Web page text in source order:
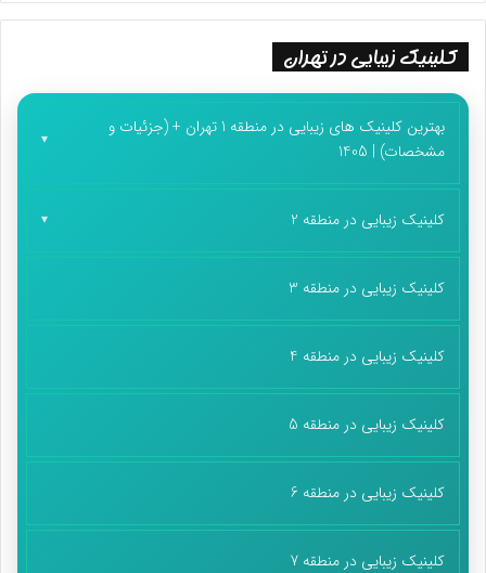
چینی ها حساب باز کند.
پایان پیام/.
کلینیک زیبایی در تهران
بهترین کلینیک های زیبایی در منطقه 1 تهران + (جزئیات و
مشخصات) | 1405
کلینیک زیبایی در منطقه 2
کلینیک زیبایی در منطقه 3
کلینیک زیبایی در منطقه 4
کلینیک زیبایی در منطقه 5
کلینیک زیبایی در منطقه 6
کلینیک زیبایی در منطقه 7